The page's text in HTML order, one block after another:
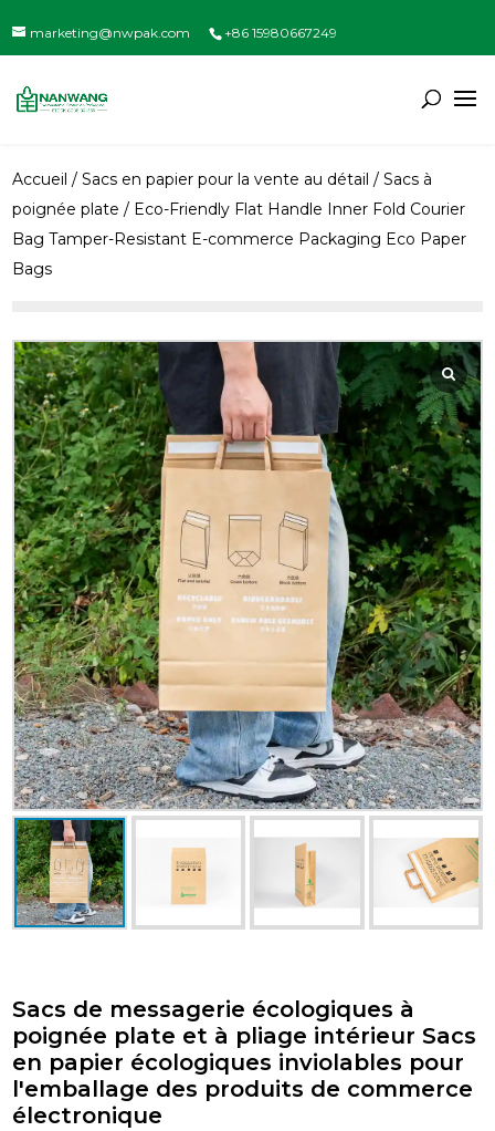
marketing@nwpak.com +86 15980667249
Accueil /Sacs en papier pour la vente au détail /Sacs à
poignée plate / Eco-Friendly Flat Handle Inner Fold Courier
Bag Tamper-Resistant E-commerce Packaging Eco Paper
Bags
Sacs de messagerie écologiques à
poignée plate et à pliage intérieur Sacs
en papier écologiques inviolables pour
l'emballage des produits de commerce
électronique